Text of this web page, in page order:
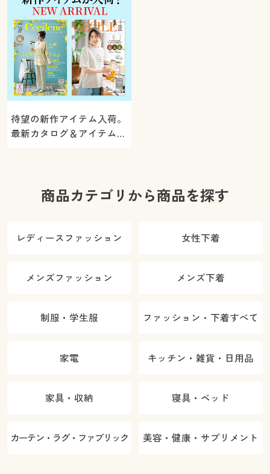
待望の新作アイテム入荷。
最新カタログ＆アイテムを
商品カテゴリから商品を探す
レディースファッション 女性下着
メンズファッション メンズ下着
制服・学生服 ファッション・下着すべて
家電 キッチン・雑貨・日用品
家具・収納 寝具・ベッド
カーテン・ラグ・ファブリック 美容・健康・サプリメント